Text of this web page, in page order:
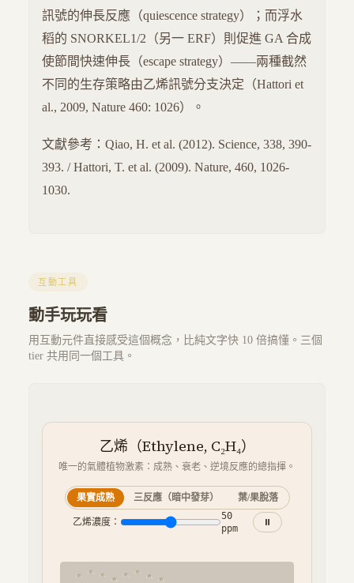
訊號的伸長反應（quiescence strategy）；而浮水
稻的 SNORKEL1/2（另一 ERF）則促進 GA 合成
使節間快速伸長（escape strategy）——兩種截然
不同的生存策略由乙烯訊號分支決定（Hattori et
al., 2009, Nature 460: 1026）。
文獻參考：Qiao, H. et al. (2012). Science, 338, 390-
393. / Hattori, T. et al. (2009). Nature, 460, 1026-
1030.
互動工具
動手玩玩看
用互動元件直接感受這個概念，比純文字快 10 倍搞懂。三個
tier 共用同一個工具。
乙烯（Ethylene, C₂H₄）
唯一的氣體植物激素：成熟、衰老、逆境反應的總指揮。
果實成熟 三反應（暗中發芽） 葉/果脫落
乙烯濃度：
50
ppm
⏸
C₂H₄
C₂H₄